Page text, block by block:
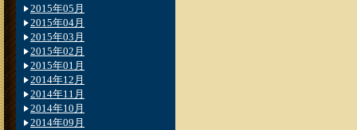
2015年05月
2015年04月
2015年03月
2015年02月
2015年01月
2014年12月
2014年11月
2014年10月
2014年09月